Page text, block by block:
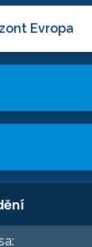
Evropa